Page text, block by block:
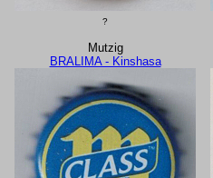
?
Mutzig
BRALIMA - Kinshasa